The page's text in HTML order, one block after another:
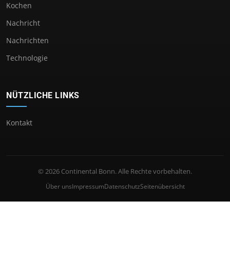
Kochen
Nachricht
Nachrichten
Technologie
NÜTZLICHE LINKS
Kontakt
© 2026 Continental Bonn. Alle Rechte vorbehalten.
Über unsImpressumDatenschutzSeitenübersicht